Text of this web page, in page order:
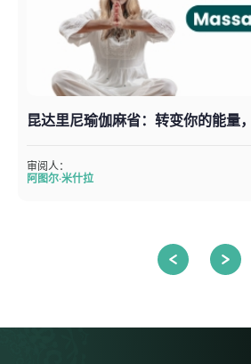
昆达里尼瑜伽麻省：转变你的能量
审阅人：
阿图尔·米什拉